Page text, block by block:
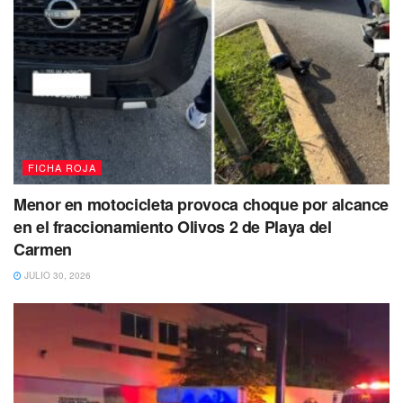
Después de una persecución, lograron alcanzar al
sospechoso,
autoridades de la Fiscalía General del Estado para que se
FICHA ROJA
Menor en motocicleta provoca choque por alcance
en el fraccionamiento Olivos 2 de Playa del
Carmen
JULIO 30, 2026